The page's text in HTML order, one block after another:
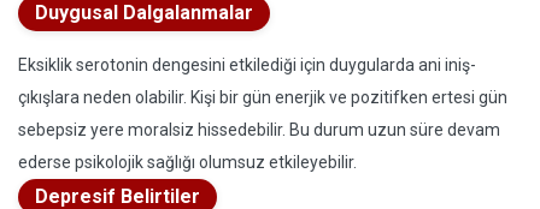
Duygusal Dalgalanmalar
Eksiklik serotonin dengesini etkilediği için duygularda ani iniş-
çıkışlara neden olabilir. Kişi bir gün enerjik ve pozitifken ertesi gün
sebepsiz yere moralsiz hissedebilir. Bu durum uzun süre devam
ederse psikolojik sağlığı olumsuz etkileyebilir.
Depresif Belirtiler